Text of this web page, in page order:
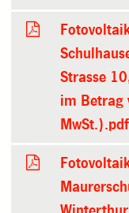
Strasse
im Betrag
MwSt.).pdf